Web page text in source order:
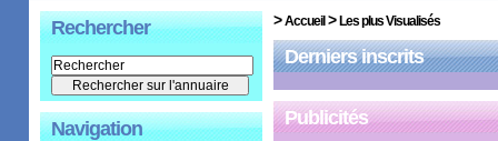
Rechercher
Navigation
>Accueil> Les plus Visualisés
Derniers inscrits
Publicités